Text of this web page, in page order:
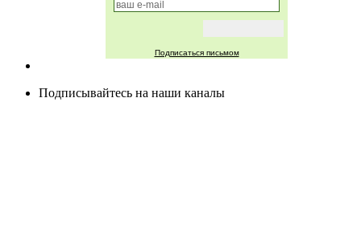
Подписаться письмом
Подписывайтесь на наши каналы